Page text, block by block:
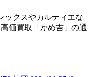
ックスやカルティエな
価買取「かめ吉」の通